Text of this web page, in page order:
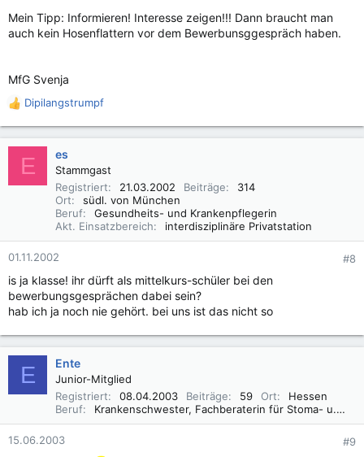
Mein Tipp: Informieren! Interesse zeigen!!! Dann braucht man
auch kein Hosenflattern vor dem Bewerbunsggespräch haben.
MfG Svenja
R
e
a
n
:
Dipilangstrumpf
E es
Stammgast
Registriert
21.03.2002 Beiträge
314
Ort
südl. von München
Beruf
Gesundheits- und Krankenpflegerin
Akt. Einsatzbereich
interdisziplinäre Privatstation
01.11.2002 #8
is ja klasse! ihr dürft als mittelkurs-schüler bei den
bewerbungsgesprächen dabei sein?
hab ich ja noch nie gehört. bei uns ist das nicht so
E Ente
Junior-Mitglied
Registriert
08.04.2003 Beiträge 59 Ort
Hessen
Beruf
Krankenschwester, Fachberaterin für Stoma- u. Inkontinenzversorgung, Wundmanagement
15.06.2003 #9